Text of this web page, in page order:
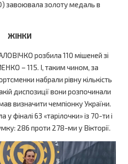
завоювала золоту медаль в
ЖІНКИ
розбила 110 мішеней зі
– 115. І, таким чином, за
набрали рівну кількість
диспозиції вони розпочинали
визначити чемпіонку України.
у фіналі 63 «тарілочки» із 70-ти і
286 проти 278-ми у Вікторії.